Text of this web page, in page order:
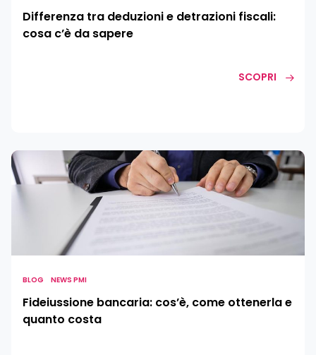
sapere
Differenza tra deduzioni e detrazioni fiscali:
cosa c’è da sapere
SCOPRI
Fideiussione
bancaria:
cos’è,
quanto
costa
BLOG NEWS PMI
Fideiussione bancaria: cos’è, come ottenerla e
quanto costa